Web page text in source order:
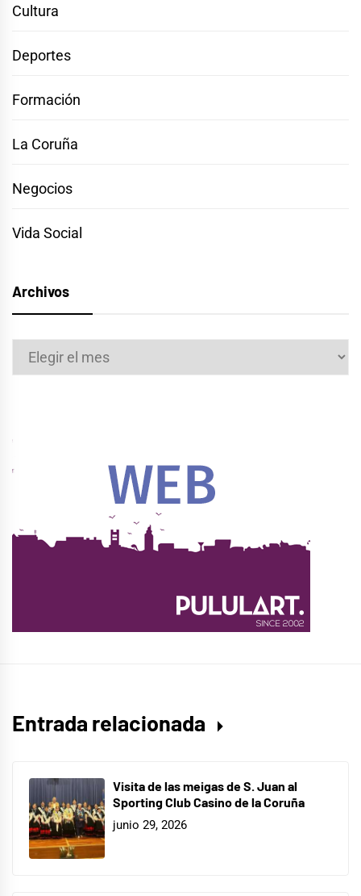
Cultura
Deportes
Formación
La Coruña
Negocios
Vida Social
Archivos
Archivos
Entrada relacionada
Visita de las meigas de S. Juan al
Sporting Club Casino de la Coruña
junio 29, 2026